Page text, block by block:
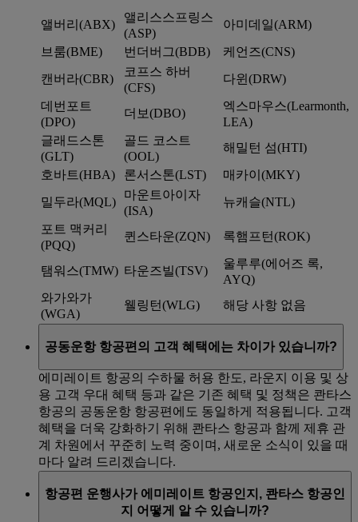
앨버리(ABX)
앨리스스프링스
(ASP)
아미데일(ARM)
브룸(BME)
번더버그(BDB)
케언즈(CNS)
캔버라(CBR)
코프스 하버
(CFS)
다윈(DRW)
데번포트
(DPO)
더보(DBO)
엑스마우스(Learmonth,
LEA)
글래드스톤
(GLT)
골드 코스트
(OOL)
해밀턴 섬(HTI)
호바트(HBA)
론서스톤(LST)
매카이(MKY)
밀두라(MQL)
마운트아이자
(ISA)
뉴캐슬(NTL)
포트 맥커리
(PQQ)
퀸스타운(ZQN) 록햄프턴(ROK)
탬워스(TMW) 타운즈빌(TSV)
울루루(에어즈 록,
AYQ)
와가와가
(WGA)
웰링턴(WLG) 해당 사항 없음
공동운항 항공편의 고객 혜택에는 차이가 있습니까?
에미레이트 항공의 수하물 허용 한도, 라운지 이용 및 상
용 고객 우대 혜택 등과 같은 기존 혜택 및 정책은 콴타스
항공의 공동운항 항공편에도 동일하게 적용됩니다. 고객
혜택을 더욱 강화하기 위해 콴타스 항공과 함께 제휴 관
계 차원에서 꾸준히 노력 중이며, 새로운 소식이 있을 때
마다 알려 드리겠습니다.
항공편 운행사가 에미레이트 항공인지, 콴타스 항공인
지 어떻게 알 수 있습니까?